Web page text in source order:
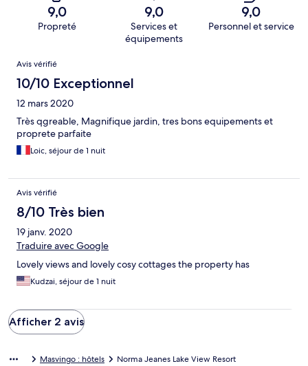
9,0
Propreté
9,0
Services et
équipements
9,0
Personnel et service
Avis
Avis vérifié
10/10 Exceptionnel
12 mars 2020
Très qgreable, Magnifique jardin, tres bons equipements et
proprete parfaite
Loic, séjour de 1 nuit
Avis vérifié
8/10 Très bien
19 janv. 2020
Traduire avec Google
Lovely views and lovely cosy cottages the property has
Kudzai, séjour de 1 nuit
Afficher 2 avis
Masvingo : hôtels Norma Jeanes Lake View Resort